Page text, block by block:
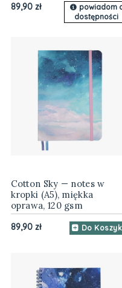
89,90 zł
powiadom
dostępności
Cotton Sky — notes w
kropki (A5), miękka
oprawa, 120 gsm
89,90 zł Do